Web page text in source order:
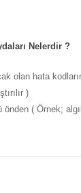
Nelerdir ?
olan hata
)
( Örnek;